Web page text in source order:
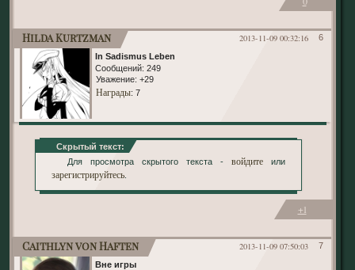
6
2013-11-09 00:32:16
Hilda Kurtzman
In Sadismus Leben
Сообщений: 249
Уважение: +29
Награды: 7
Скрытый текст:
Для просмотра скрытого текста -войдите или
зарегистрируйтесь.
+1
7
2013-11-09 07:50:03
Caithlyn von Haften
Вне игры